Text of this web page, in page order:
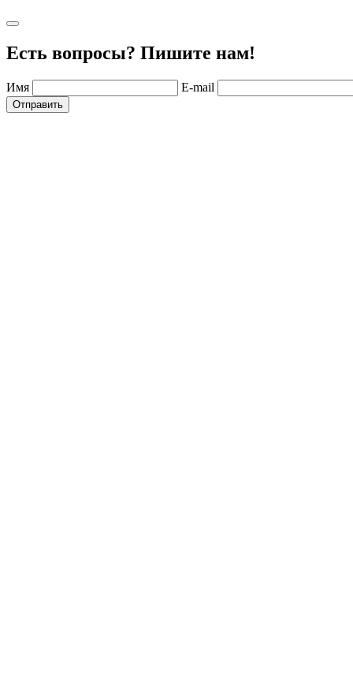
Есть вопросы? Пишите нам!
Имя E-mail